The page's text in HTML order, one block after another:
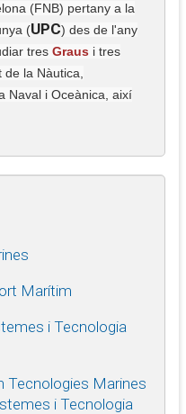
(FNB) pertany a la
(UPC) des de l'any
tres Graus i tres
de la Nàutica,
Naval i Oceànica, així
Marítim
i Tecnologia
Tecnologies Marines
i Tecnologia